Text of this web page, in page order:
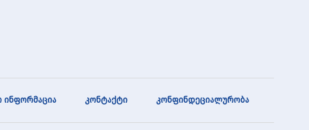
ინფორმაცია კონტაქტი კონფინდეციალურობა